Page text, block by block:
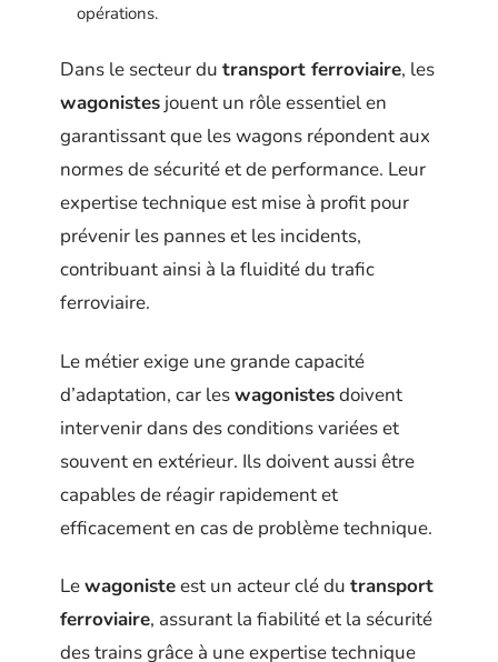
opérations.
Dans le secteur du transport ferroviaire, les
wagonistes jouent un rôle essentiel en
garantissant que les wagons répondent aux
normes de sécurité et de performance. Leur
expertise technique est mise à profit pour
prévenir les pannes et les incidents,
contribuant ainsi à la fluidité du trafic
ferroviaire.
Le métier exige une grande capacité
d’adaptation, car leswagonistesdoivent
intervenir dans des conditions variées et
souvent en extérieur. Ils doivent aussi être
capables de réagir rapidement et
efficacement en cas de problème technique.
Lewagonisteest un acteur clé du transport
ferroviaire, assurant la fiabilité et la sécurité
des trains grâce à une expertise technique